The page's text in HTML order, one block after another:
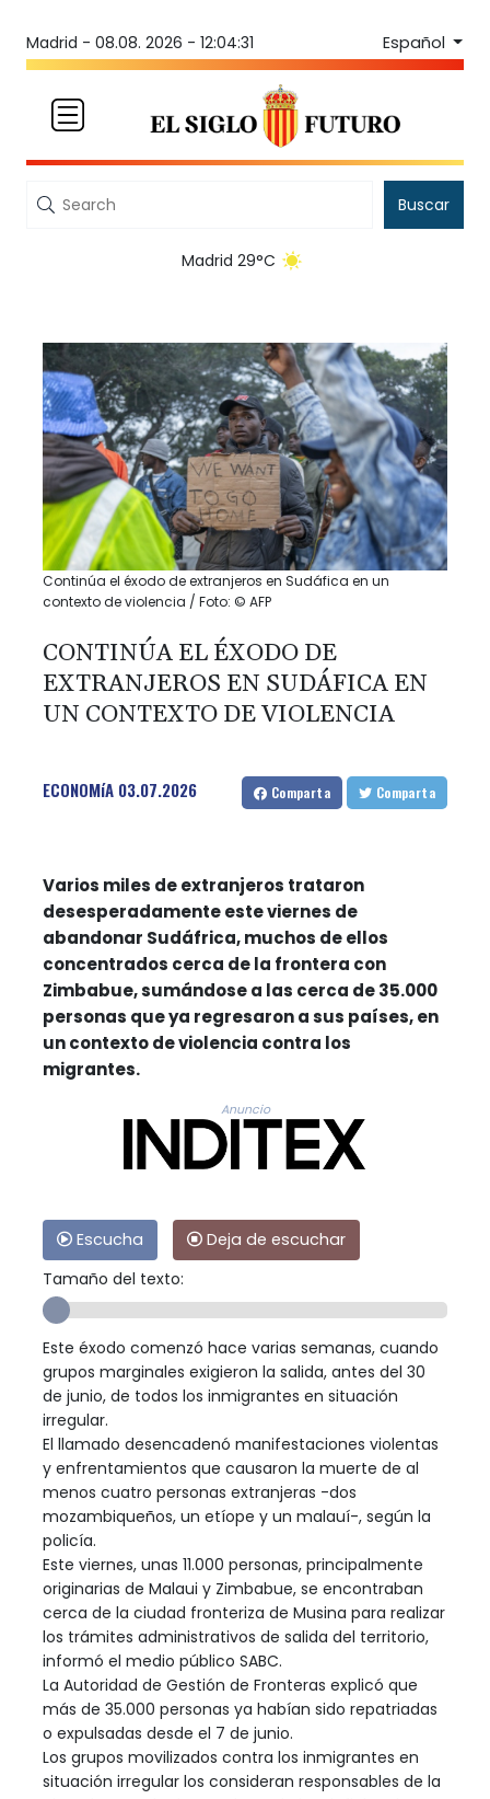
Madrid - 08.08. 2026 - 12:04:31 Español
Buscar
Madrid 29°C
Continúa el éxodo de extranjeros en Sudáfica en un
contexto de violencia / Foto: © AFP
CONTINÚA EL ÉXODO DE
EXTRANJEROS EN SUDÁFICA EN
UN CONTEXTO DE VIOLENCIA
ECONOMíA 03.07.2026 Comparta Comparta
Varios miles de extranjeros trataron
desesperadamente este viernes de
abandonar Sudáfrica, muchos de ellos
concentrados cerca de la frontera con
Zimbabue, sumándose a las cerca de 35.000
personas que ya regresaron a sus países, en
un contexto de violencia contra los
migrantes.
Anuncio
Escucha
Deja de escuchar
Tamaño del texto:
Este éxodo comenzó hace varias semanas, cuando
grupos marginales exigieron la salida, antes del 30
de junio, de todos los inmigrantes en situación
irregular.
El llamado desencadenó manifestaciones violentas
y enfrentamientos que causaron la muerte de al
menos cuatro personas extranjeras -dos
mozambiqueños, un etíope y un malauí-, según la
policía.
Este viernes, unas 11.000 personas, principalmente
originarias de Malaui y Zimbabue, se encontraban
cerca de la ciudad fronteriza de Musina para realizar
los trámites administrativos de salida del territorio,
informó el medio público SABC.
La Autoridad de Gestión de Fronteras explicó que
más de 35.000 personas ya habían sido repatriadas
o expulsadas desde el 7 de junio.
Los grupos movilizados contra los inmigrantes en
situación irregular los consideran responsables de la